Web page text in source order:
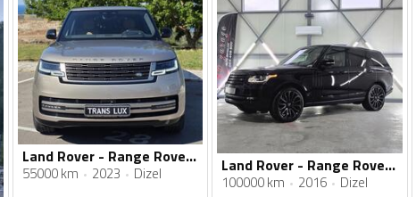
Land Rover - Range Rover - 3.0d
55000 km 2023 Dizel Land Rover - Range Rover - 4.4 TD RANGE ROVER VOGUE
100000 km 2016 Dizel